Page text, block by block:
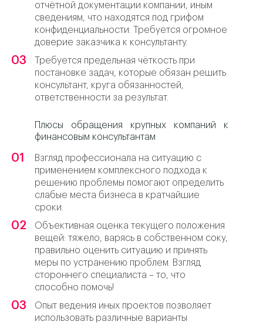
отчётной документации компании, иным
сведениям, что находятся под грифом
конфиденциальности. Требуется огромное
доверие заказчика к консультанту.
Требуется предельная чёткость при
постановке задач, которые обязан решить
консультант, круга обязанностей,
ответственности за результат.
Плюсы обращения крупных компаний к
финансовым консультантам
Взгляд профессионала на ситуацию с
применением комплексного подхода к
решению проблемы помогают определить
слабые места бизнеса в кратчайшие
сроки.
Объективная оценка текущего положения
вещей: тяжело, варясь в собственном соку,
правильно оценить ситуацию и принять
меры по устранению проблем. Взгляд
стороннего специалиста – то, что
способно помочь!
Опыт ведения иных проектов позволяет
использовать различные варианты